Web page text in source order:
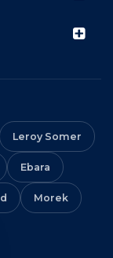
Leroy Somer
Ebara
Morek